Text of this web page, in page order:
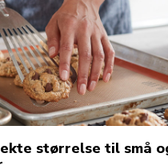
størrelse til små